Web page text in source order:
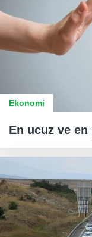
Ekonomi
En ucuz ve